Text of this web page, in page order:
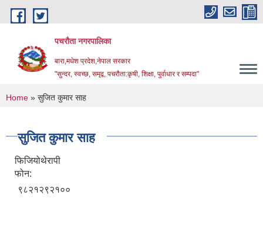
Skip to main content
पचरौता नगरपालिका
बारा,मधेश प्रदेश,नेपाल सरकार
"सुन्दर, स्वच्छ, समृद्व, पचरौता:कृषी, शिक्षा, पुर्वाधार र सम्पदा"
You are here
Home » सुजित कुमार साह
सुजित कुमार साह
फिजियोथेरापी
फोन:
९८२१२९२१००